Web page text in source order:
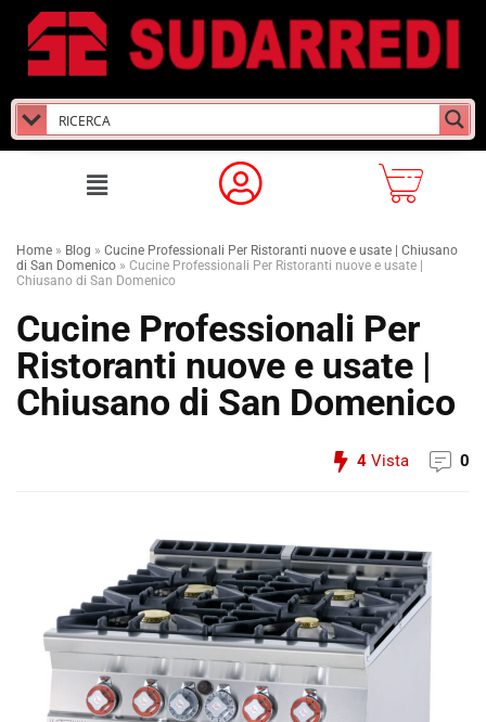
Home » Blog » Cucine Professionali Per Ristoranti nuove e usate | Chiusano
di San Domenico » Cucine Professionali Per Ristoranti nuove e usate |
Chiusano di San Domenico
Cucine Professionali Per
Ristoranti nuove e usate |
Chiusano di San Domenico
4 Vista 0